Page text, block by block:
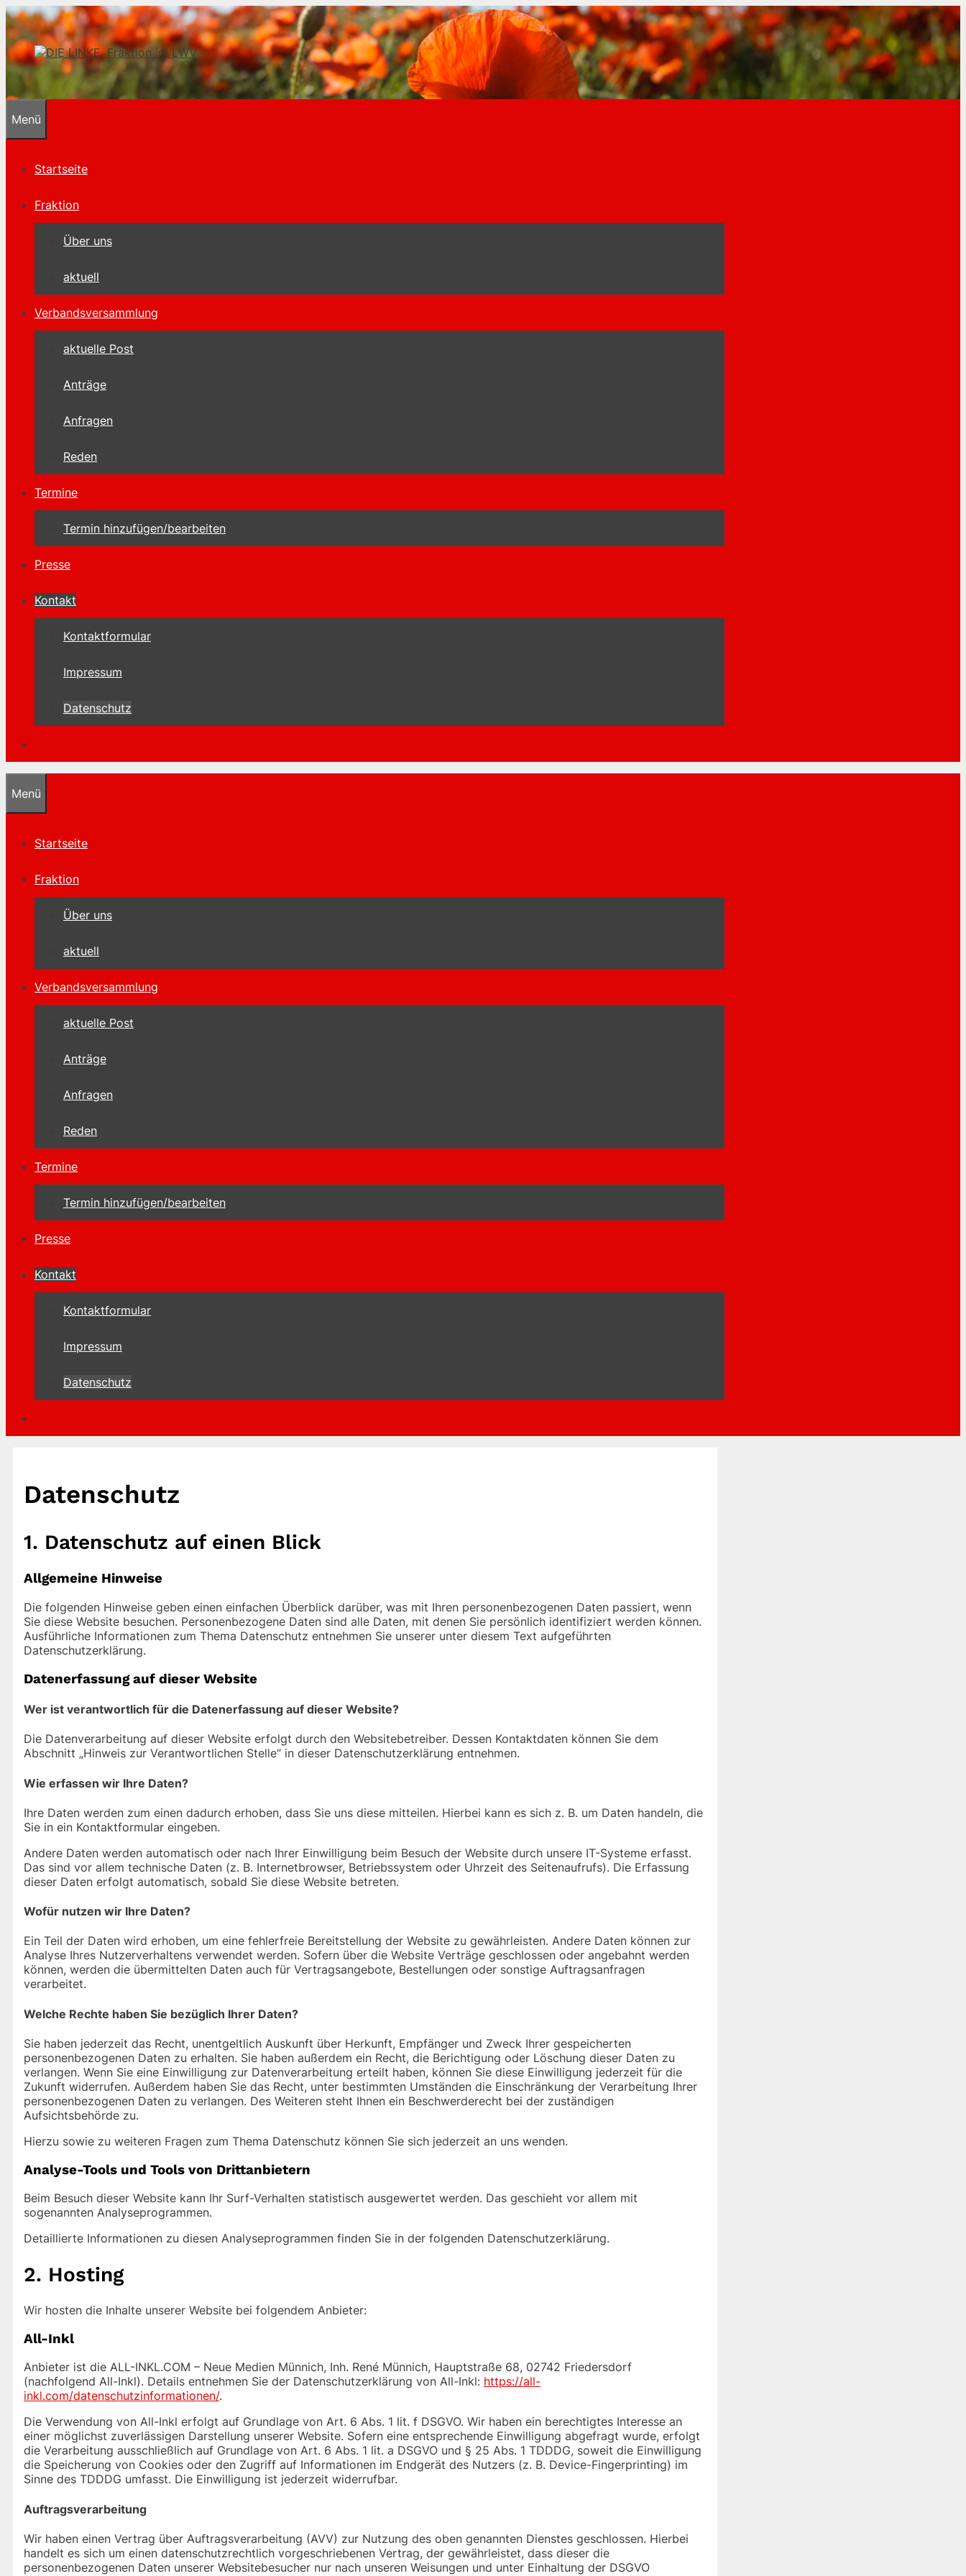
Zum
Inhalt
springen
Menü
Startseite
Fraktion
Über uns
aktuell
Verbandsversammlung
aktuelle Post
Anträge
Anfragen
Reden
Termine
Termin hinzufügen/bearbeiten
Presse
Kontakt
Kontaktformular
Impressum
Datenschutz
Menü
Startseite
Fraktion
Über uns
aktuell
Verbandsversammlung
aktuelle Post
Anträge
Anfragen
Reden
Termine
Termin hinzufügen/bearbeiten
Presse
Kontakt
Kontaktformular
Impressum
Datenschutz
Datenschutz
1. Datenschutz auf einen Blick
Allgemeine Hinweise
Die folgenden Hinweise geben einen einfachen Überblick darüber, was mit Ihren personenbezogenen Daten passiert, wenn
Sie diese Website besuchen. Personenbezogene Daten sind alle Daten, mit denen Sie persönlich identifiziert werden können.
Ausführliche Informationen zum Thema Datenschutz entnehmen Sie unserer unter diesem Text aufgeführten
Datenschutzerklärung.
Datenerfassung auf dieser Website
Wer ist verantwortlich für die Datenerfassung auf dieser Website?
Die Datenverarbeitung auf dieser Website erfolgt durch den Websitebetreiber. Dessen Kontaktdaten können Sie dem
Abschnitt „Hinweis zur Verantwortlichen Stelle“ in dieser Datenschutzerklärung entnehmen.
Wie erfassen wir Ihre Daten?
Ihre Daten werden zum einen dadurch erhoben, dass Sie uns diese mitteilen. Hierbei kann es sich z. B. um Daten handeln, die
Sie in ein Kontaktformular eingeben.
Andere Daten werden automatisch oder nach Ihrer Einwilligung beim Besuch der Website durch unsere IT-Systeme erfasst.
Das sind vor allem technische Daten (z. B. Internetbrowser, Betriebssystem oder Uhrzeit des Seitenaufrufs). Die Erfassung
dieser Daten erfolgt automatisch, sobald Sie diese Website betreten.
Wofür nutzen wir Ihre Daten?
Ein Teil der Daten wird erhoben, um eine fehlerfreie Bereitstellung der Website zu gewährleisten. Andere Daten können zur
Analyse Ihres Nutzerverhaltens verwendet werden. Sofern über die Website Verträge geschlossen oder angebahnt werden
können, werden die übermittelten Daten auch für Vertragsangebote, Bestellungen oder sonstige Auftragsanfragen
verarbeitet.
Welche Rechte haben Sie bezüglich Ihrer Daten?
Sie haben jederzeit das Recht, unentgeltlich Auskunft über Herkunft, Empfänger und Zweck Ihrer gespeicherten
personenbezogenen Daten zu erhalten. Sie haben außerdem ein Recht, die Berichtigung oder Löschung dieser Daten zu
verlangen. Wenn Sie eine Einwilligung zur Datenverarbeitung erteilt haben, können Sie diese Einwilligung jederzeit für die
Zukunft widerrufen. Außerdem haben Sie das Recht, unter bestimmten Umständen die Einschränkung der Verarbeitung Ihrer
personenbezogenen Daten zu verlangen. Des Weiteren steht Ihnen ein Beschwerderecht bei der zuständigen
Aufsichtsbehörde zu.
Hierzu sowie zu weiteren Fragen zum Thema Datenschutz können Sie sich jederzeit an uns wenden.
Analyse-Tools und Tools von Dritt­anbietern
Beim Besuch dieser Website kann Ihr Surf-Verhalten statistisch ausgewertet werden. Das geschieht vor allem mit
sogenannten Analyseprogrammen.
Detaillierte Informationen zu diesen Analyseprogrammen finden Sie in der folgenden Datenschutzerklärung.
2. Hosting
Wir hosten die Inhalte unserer Website bei folgendem Anbieter:
All-Inkl
Anbieter ist die ALL-INKL.COM – Neue Medien Münnich, Inh. René Münnich, Hauptstraße 68, 02742 Friedersdorf
(nachfolgend All-Inkl). Details entnehmen Sie der Datenschutzerklärung von All-Inkl: https://all-
inkl.com/datenschutzinformationen/.
Die Verwendung von All-Inkl erfolgt auf Grundlage von Art. 6 Abs. 1 lit. f DSGVO. Wir haben ein berechtigtes Interesse an
einer möglichst zuverlässigen Darstellung unserer Website. Sofern eine entsprechende Einwilligung abgefragt wurde, erfolgt
die Verarbeitung ausschließlich auf Grundlage von Art. 6 Abs. 1 lit. a DSGVO und § 25 Abs. 1 TDDDG, soweit die Einwilligung
die Speicherung von Cookies oder den Zugriff auf Informationen im Endgerät des Nutzers (z. B. Device-Fingerprinting) im
Sinne des TDDDG umfasst. Die Einwilligung ist jederzeit widerrufbar.
Auftragsverarbeitung
Wir haben einen Vertrag über Auftragsverarbeitung (AVV) zur Nutzung des oben genannten Dienstes geschlossen. Hierbei
handelt es sich um einen datenschutzrechtlich vorgeschriebenen Vertrag, der gewährleistet, dass dieser die
personenbezogenen Daten unserer Websitebesucher nur nach unseren Weisungen und unter Einhaltung der DSGVO